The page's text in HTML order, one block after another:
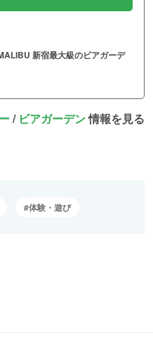
新宿最大級のビアガーデ
/ ビアガーデン情報を見る
体験・遊び